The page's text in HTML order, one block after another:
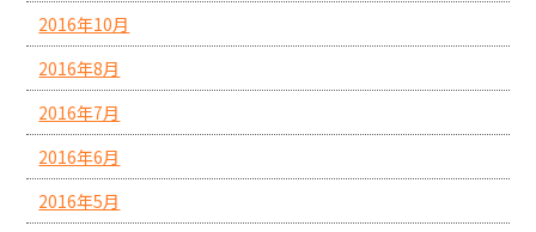
2016年10月
2016年8月
2016年7月
2016年6月
2016年5月